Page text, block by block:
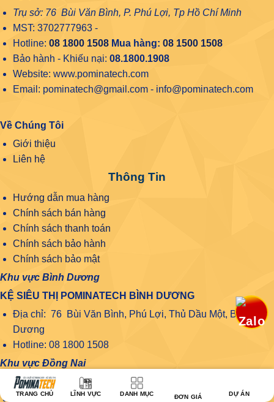
Trụ sở: 76 Bùi Văn Bình, P. Phú Lợi, Tp Hồ Chí Minh
MST: 3702777963 -
Hotline: 08 1800 1508Mua hàng: 08 1500 1508
Bảo hành - Khiếu nại: 08.1800.1908
Website: www.pominatech.com
Email: pominatech@gmail.com - info@pominatech.com
Về Chúng Tôi
Giới thiệu
Liên hệ
Thông Tin
Hướng dẫn mua hàng
Chính sách bán hàng
Chính sách thanh toán
Chính sách bảo hành
Chính sách bảo mật
Khu vực Bình Dương
KỆ SIÊU THỊ POMINATECH BÌNH DƯƠNG
Địa chỉ: 76 Bùi Văn Bình, Phú Lợi, Thủ Dầu Một, Bình
Dương
Hotline: 08 1800 1508
Khu vực Đồng Nai
KỆ SIÊU THỊ TẠI ĐỒNG NAI POMINATECH
Địa chỉ: 22A – Nguyễn Ái Quốc, Tân Biên, Tp Biên Hòa,
TRANG CHỦ LĨNH VỰC DANH MỤC ĐƠN GIÁ DỰ ÁN